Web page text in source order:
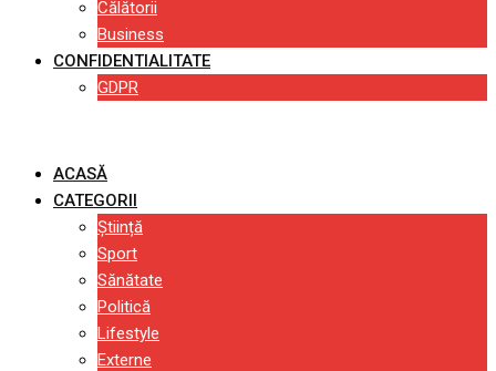
Călătorii
Business
CONFIDENTIALITATE
GDPR
ACASĂ
CATEGORII
Știință
Sport
Sănătate
Politică
Lifestyle
Externe